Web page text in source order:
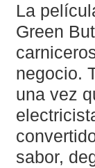
La
Green
negocio.
una vez
sabor,